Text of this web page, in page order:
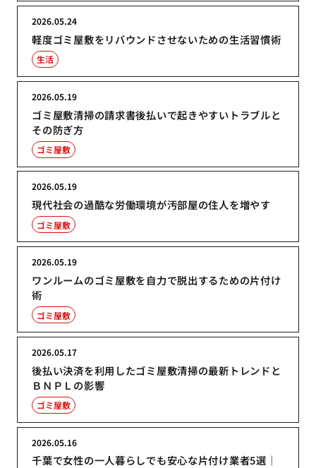
軽度ゴミ屋敷をリバウンドさせないための生活習慣術
2026.05.24
生活
ゴミ屋敷清掃の請求書後払いで起きやすいトラブルと
その防ぎ方
2026.05.19
ゴミ屋敷
現代社会の過酷な労働環境が汚部屋の住人を増やす
2026.05.19
ゴミ屋敷
ワンルームのゴミ屋敷を自力で脱出するための片付け
術
2026.05.19
ゴミ屋敷
後払い決済を利用したゴミ屋敷清掃の最新トレンドと
ＢＮＰＬの影響
2026.05.17
ゴミ屋敷
千葉で女性の一人暮らしでも安心な片付け業者5選｜
2026.05.16